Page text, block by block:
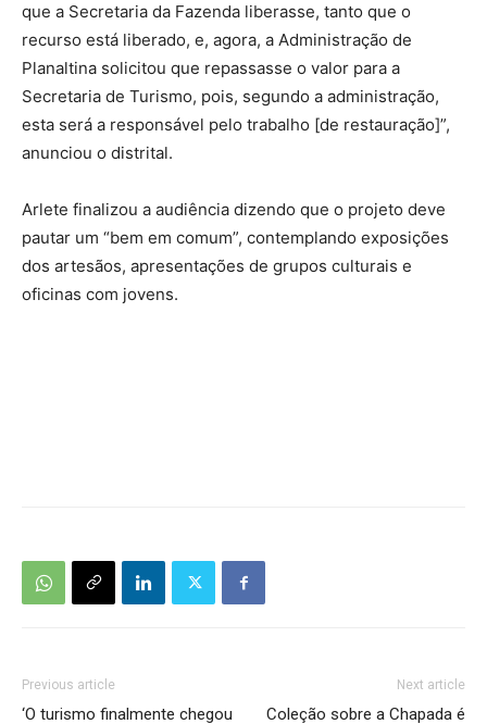
que a Secretaria da Fazenda liberasse, tanto que o
recurso está liberado, e, agora, a Administração de
Planaltina solicitou que repassasse o valor para a
Secretaria de Turismo, pois, segundo a administração,
esta será a responsável pelo trabalho [de restauração]”,
anunciou o distrital.
Arlete finalizou a audiência dizendo que o projeto deve
pautar um “bem em comum”, contemplando exposições
dos artesãos, apresentações de grupos culturais e
oficinas com jovens.
Previous article
‘O turismo finalmente chegou
Next article
Coleção sobre a Chapada é